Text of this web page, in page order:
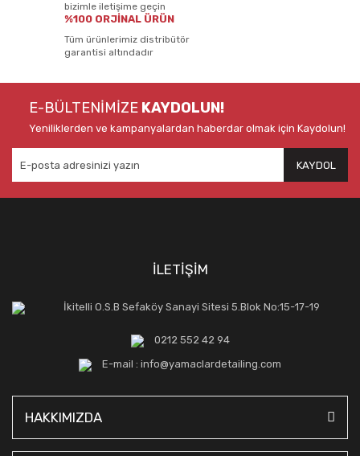
bizimle iletişime geçin
%100 ORJİNAL ÜRÜN
Tüm ürünlerimiz distribütör
garantisi altındadır
E-BÜLTENİMİZE KAYDOLUN!
Yeniliklerden ve kampanyalardan haberdar olmak için Kaydolun!
KAYDOL
İLETİŞİM
İkitelli O.S.B Sefaköy Sanayi Sitesi 5.Blok No:15-17-19
0212 552 42 94
E-mail : info@yamaclardetailing.com
HAKKIMIZDA